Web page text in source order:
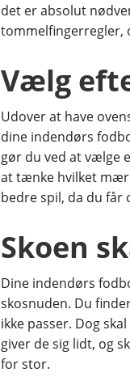
det er absolut
tommelfingerregler,
Vælg
Udover at have
dine indendørs
gør du ved at vælge
at tænke hvilket
bedre spil, da du får
Skoen
Dine indendørs
skosnuden. Du
ikke passer. Dog
giver de sig lidt, og
for stor.